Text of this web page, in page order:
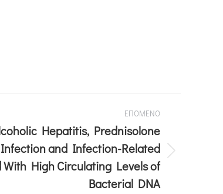
ΕΠΟΜΕΝΟ
Hepatitis, Prednisolone
and Infection-Related
High Circulating Levels of
Bacterial DNA